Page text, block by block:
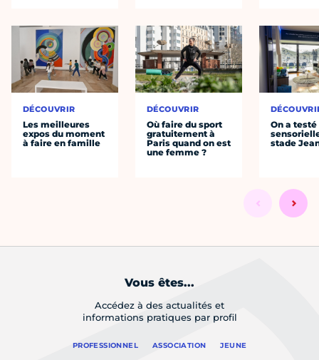
DÉCOUVRIR
Les meilleures
expos du moment
à faire en famille
DÉCOUVRIR
Où faire du sport
gratuitement à
Paris quand on est
une femme ?
On a
stade
Vous êtes...
Accédez à des actualités et
informations pratiques par profil
PROFESSIONNEL ASSOCIATION JEUNE